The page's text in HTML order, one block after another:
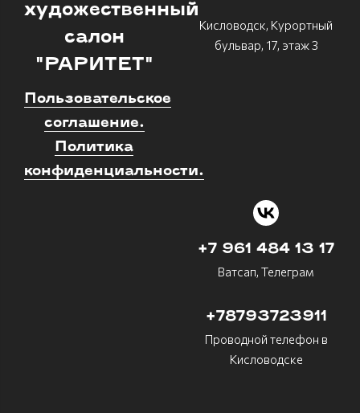
художественный
салон
"РАРИТЕТ"
Пользовательское
соглашение.
Политика
конфиденциальности.
Кисловодск, Курортный
бульвар, 17, этаж 3
+7 961 484 13 17
Ватсап, Телеграм
+78793723911
Проводной телефон в
Кисловодске